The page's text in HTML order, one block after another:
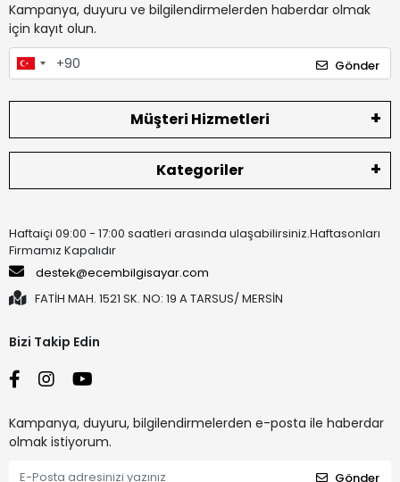
Kampanya, duyuru ve bilgilendirmelerden haberdar olmak
için kayıt olun.
Gönder
Müşteri Hizmetleri
Kategoriler
Haftaiçi 09:00 - 17:00 saatleri arasında ulaşabilirsiniz.Haftasonları
Firmamız Kapalıdır
destek@ecembilgisayar.com
FATİH MAH. 1521 SK. NO: 19 A TARSUS/ MERSİN
Bizi Takip Edin
Kampanya, duyuru, bilgilendirmelerden e-posta ile haberdar
olmak istiyorum.
Gönder